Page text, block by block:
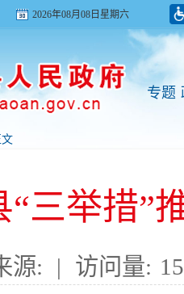
2026年08月08日星期六
专题
“三举措”
源: | 访问量: